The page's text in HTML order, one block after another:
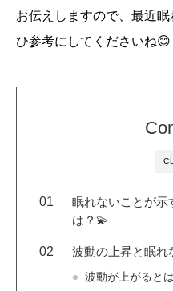
お伝えしますので、最近
ひ参考にしてくださいね😊
眠れないことが示
は？💫
波動の上昇と眠れ
波動が上がると